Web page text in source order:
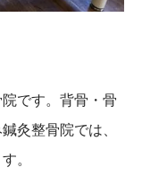
です。背骨・骨
灸整骨院では、
。